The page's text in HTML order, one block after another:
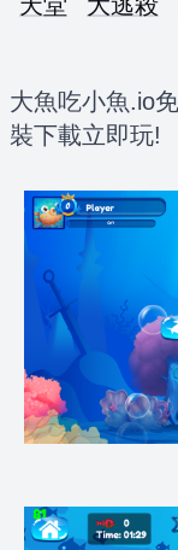
大魚吃小魚.io
裝下載立即玩!